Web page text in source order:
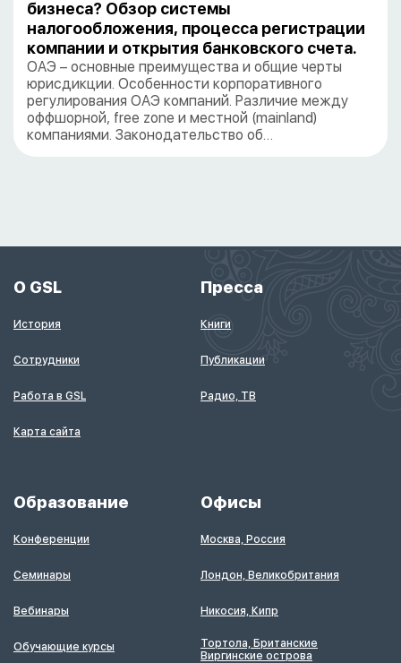
бизнеса? Обзор системы
налогообложения, процесса регистрации
компании и открытия банковского счета.
ОАЭ – основные преимущества и общие черты
юрисдикции. Особенности корпоративного
регулирования ОАЭ компаний. Различие между
оффшорной, free zone и местной (mainland)
компаниями. Законодательство об…
О GSL
История
Сотрудники
Работа в GSL
Карта сайта
Пресса
Книги
Публикации
Радио, ТВ
Образование
Конференции
Семинары
Вебинары
Обучающие курсы
Офисы
Москва, Россия
Лондон, Великобритания
Никосия, Кипр
Тортола, Британские
Виргинские острова